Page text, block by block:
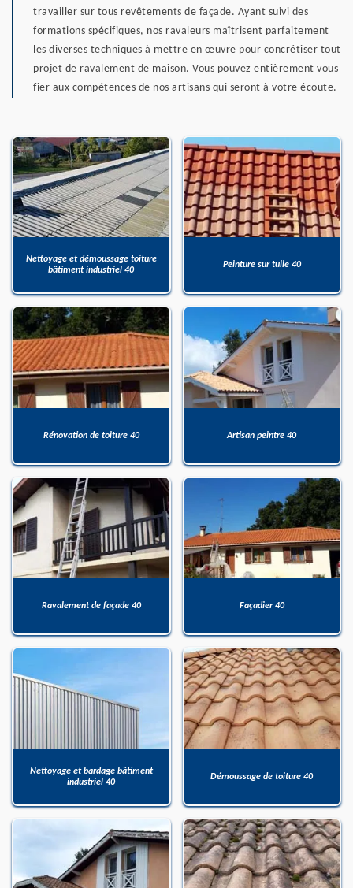
travailler sur tous revêtements de façade. Ayant suivi des
formations spécifiques, nos ravaleurs maîtrisent parfaitement
les diverses techniques à mettre en œuvre pour concrétiser tout
projet de ravalement de maison. Vous pouvez entièrement vous
fier aux compétences de nos artisans qui seront à votre écoute.
Nettoyage et démoussage toiture
bâtiment industriel 40
Peinture sur tuile 40
Rénovation de toiture 40 Artisan peintre 40
Ravalement de façade 40 Façadier 40
Nettoyage et bardage bâtiment
industriel 40
Démoussage de toiture 40